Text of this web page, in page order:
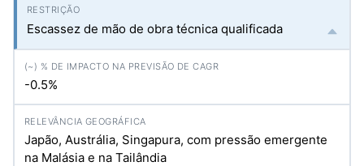
Escassez de mão de obra técnica qualificada
-0.5%
Japão, Austrália, Singapura, com pressão emergente
na Malásia e na Tailândia